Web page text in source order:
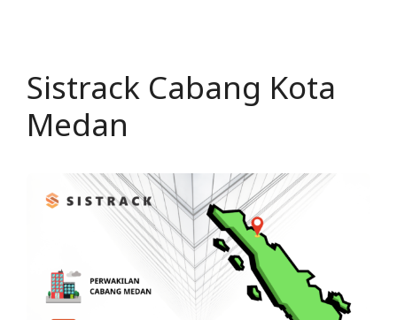
Sistrack Cabang Kota
Medan